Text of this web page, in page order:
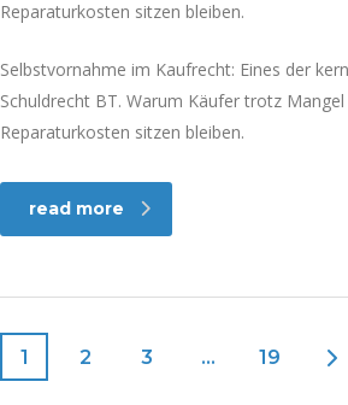
Selbstvornahme im Kaufrecht: Eines der
Schuldrecht BT. Warum Käufer trotz
Reparaturkosten sitzen bleiben.
read more
1 2 3 … 19